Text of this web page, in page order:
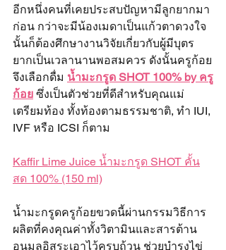
อีกหนึ่งคนที่เคยประสบปัญหามีลูกยากมา
ก่อน กว่าจะมีน้องเมดาเป็นแก้วตาดวงใจ
นั้นก็ต้องศึกษางานวิจัยเกี่ยวกับผู้มีบุตร
ยากเป็นเวลานานพอสมควร ดังนั้นครูก้อย
จึงเลือกดื่ม น้ำมะกรูด SHOT 100% by ครู
ก้อย ซึ่งเป็นตัวช่วยที่ดีสำหรับคุณแม่
เตรียมท้อง ทั้งท้องตามธรรมชาติ, ทำ IUI,
IVF หรือ ICSI ก็ตาม
Kaffir Lime Juice น้ำมะกรูด SHOT คั้น
สด 100% (150 ml)
น้ำมะกรูดครูก้อยขวดนี้ผ่านกรรมวิธีการ
ผลิตที่คงคุณค่าทั้งวิตามินและสารต้าน
อนุมูลอิสระเอาไว้ครบถ้วน ช่วยบำรุงไข่